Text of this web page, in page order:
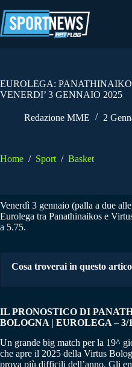
al
contenuto
EUROLEGA:
VENERDI’ 3 GENNAIO 2025
Redazione MME 2
Home / Sport / Basket
Venerdì 3 gennaio (palla a due
Eurolega tra Panathinaikos e
a 5.75.
Cosa troverai in questo
IL PRONOSTICO DI
BOLOGNA | EUROLEGA – 3/
Un grande big match per la 19^
che apre il 2025 della Virtus
prova più difficili dell’anno. Gli